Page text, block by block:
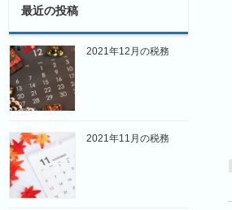
最近の投稿
2021年12月の税務
2021年11月の税務